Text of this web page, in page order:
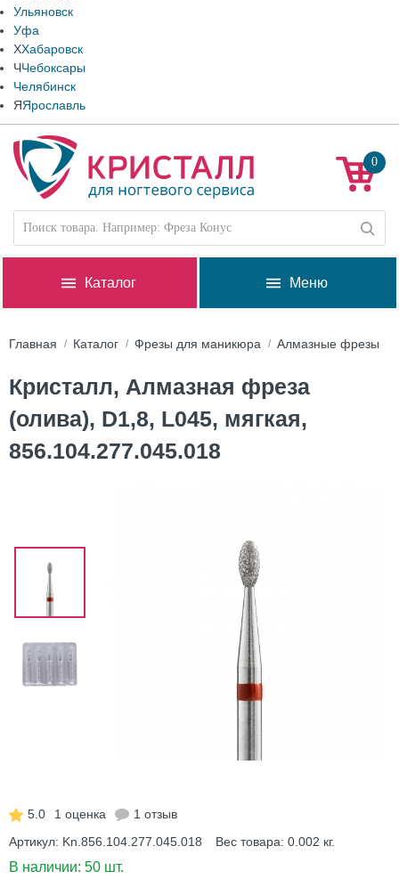
Ульяновск
Уфа
ХХабаровск
ЧЧебоксары
Челябинск
ЯЯрославль
0
Каталог Меню
Главная Каталог Фрезы для маникюра Алмазные фрезы
Кристалл, Алмазная фреза
(олива), D1,8, L045, мягкая,
856.104.277.045.018
5.0 1 оценка
1 отзыв
Артикул: Kn.856.104.277.045.018 Вес товара: 0.002 кг.
В наличии: 50 шт.